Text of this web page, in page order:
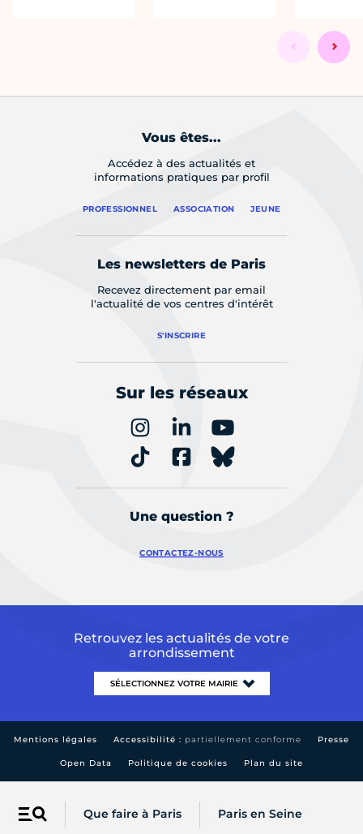
Menu Que faire à Paris Paris en Seine
Vous êtes...
Accédez à des actualités et
informations pratiques par profil
PROFESSIONNEL ASSOCIATION JEUNE
Les newsletters de Paris
Recevez directement par email
l'actualité de vos centres d'intérêt
S'INSCRIRE
Sur les réseaux
Une question ?
CONTACTEZ-NOUS
Retrouvez les actualités de votre
arrondissement
Mentions légales Accessibilité : partiellement conforme Presse
Open Data Politique de cookies Plan du site